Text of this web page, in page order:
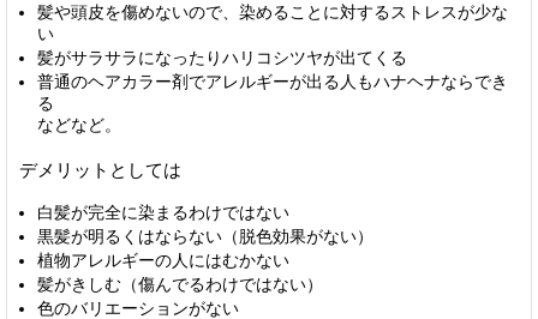
髪や頭皮を傷めないので、染めることに対するストレスが少な
い
髪がサラサラになったりハリコシツヤが出てくる
普通のヘアカラー剤でアレルギーが出る人もハナヘナならでき
る
などなど。
デメリットとしては
白髪が完全に染まるわけではない
黒髪が明るくはならない（脱色効果がない）
植物アレルギーの人にはむかない
髪がきしむ（傷んでるわけではない）
色のバリエーションがない